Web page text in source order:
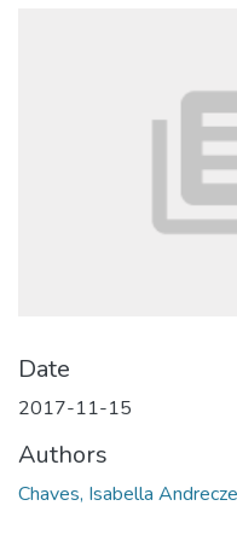
Date
2017-11-15
Authors
Chaves, Isabella